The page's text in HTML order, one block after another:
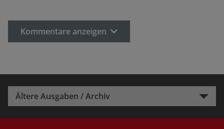
Kommentare anzeigen
Ältere Ausgaben / Archiv